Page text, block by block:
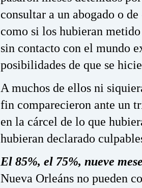
consultar a un abogado o
como si los hubieran
sin contacto con el mundo
posibilidades de que se
A muchos de ellos ni
fin comparecieron ante un
en la cárcel de lo que
hubieran declarado
El 85%, el 75%, nueve
Nueva Orleáns no pueden